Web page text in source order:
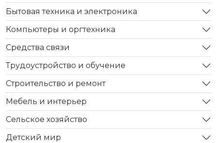
Бытовая техника и электроника
Компьютеры и оргтехника
Средства связи
Трудоустройство и обучение
Строительство и ремонт
Мебель и интерьер
Сельское хозяйство
Детский мир